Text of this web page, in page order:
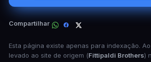
Compartilhar
Esta página existe apenas para indexação.
levado ao site de origem (Fittipaldi Brothers)